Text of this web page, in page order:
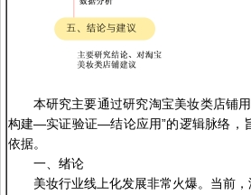
本研究主要通过研究淘宝美妆类店铺
构建—实证验证—结论应用”的逻辑脉络，
依据。
一、绪论
美妆行业线上化发展非常火爆。当前